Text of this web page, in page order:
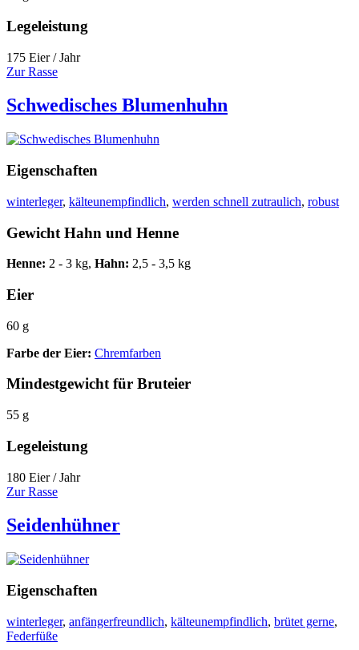
Legeleistung
175 Eier / Jahr
Zur Rasse
Schwedisches Blumenhuhn
Eigenschaften
winterleger, kälteunempfindlich, werden schnell zutraulich, robust
Gewicht Hahn und Henne
Henne: 2 - 3 kg, Hahn: 2,5 - 3,5 kg
Eier
60 g
Farbe der Eier: Chremfarben
Mindestgewicht für Bruteier
55 g
Legeleistung
180 Eier / Jahr
Zur Rasse
Seidenhühner
Eigenschaften
winterleger, anfängerfreundlich, kälteunempfindlich, brütet gerne,
Federfüße